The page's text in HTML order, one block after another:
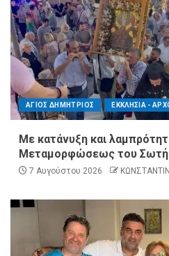
ΑΓΙΟΣ ΔΗΜΗΤΡΙΟΣ ΕΚΚΛΗΣΙΑ -
Με κατάνυξη και
Μεταμορφώσεως του
7 Αυγούστου 2026